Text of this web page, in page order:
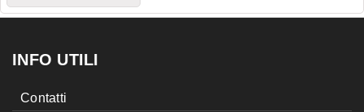
INFO UTILI
Contatti